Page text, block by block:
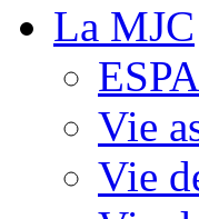
La MJC
Vie
Vie